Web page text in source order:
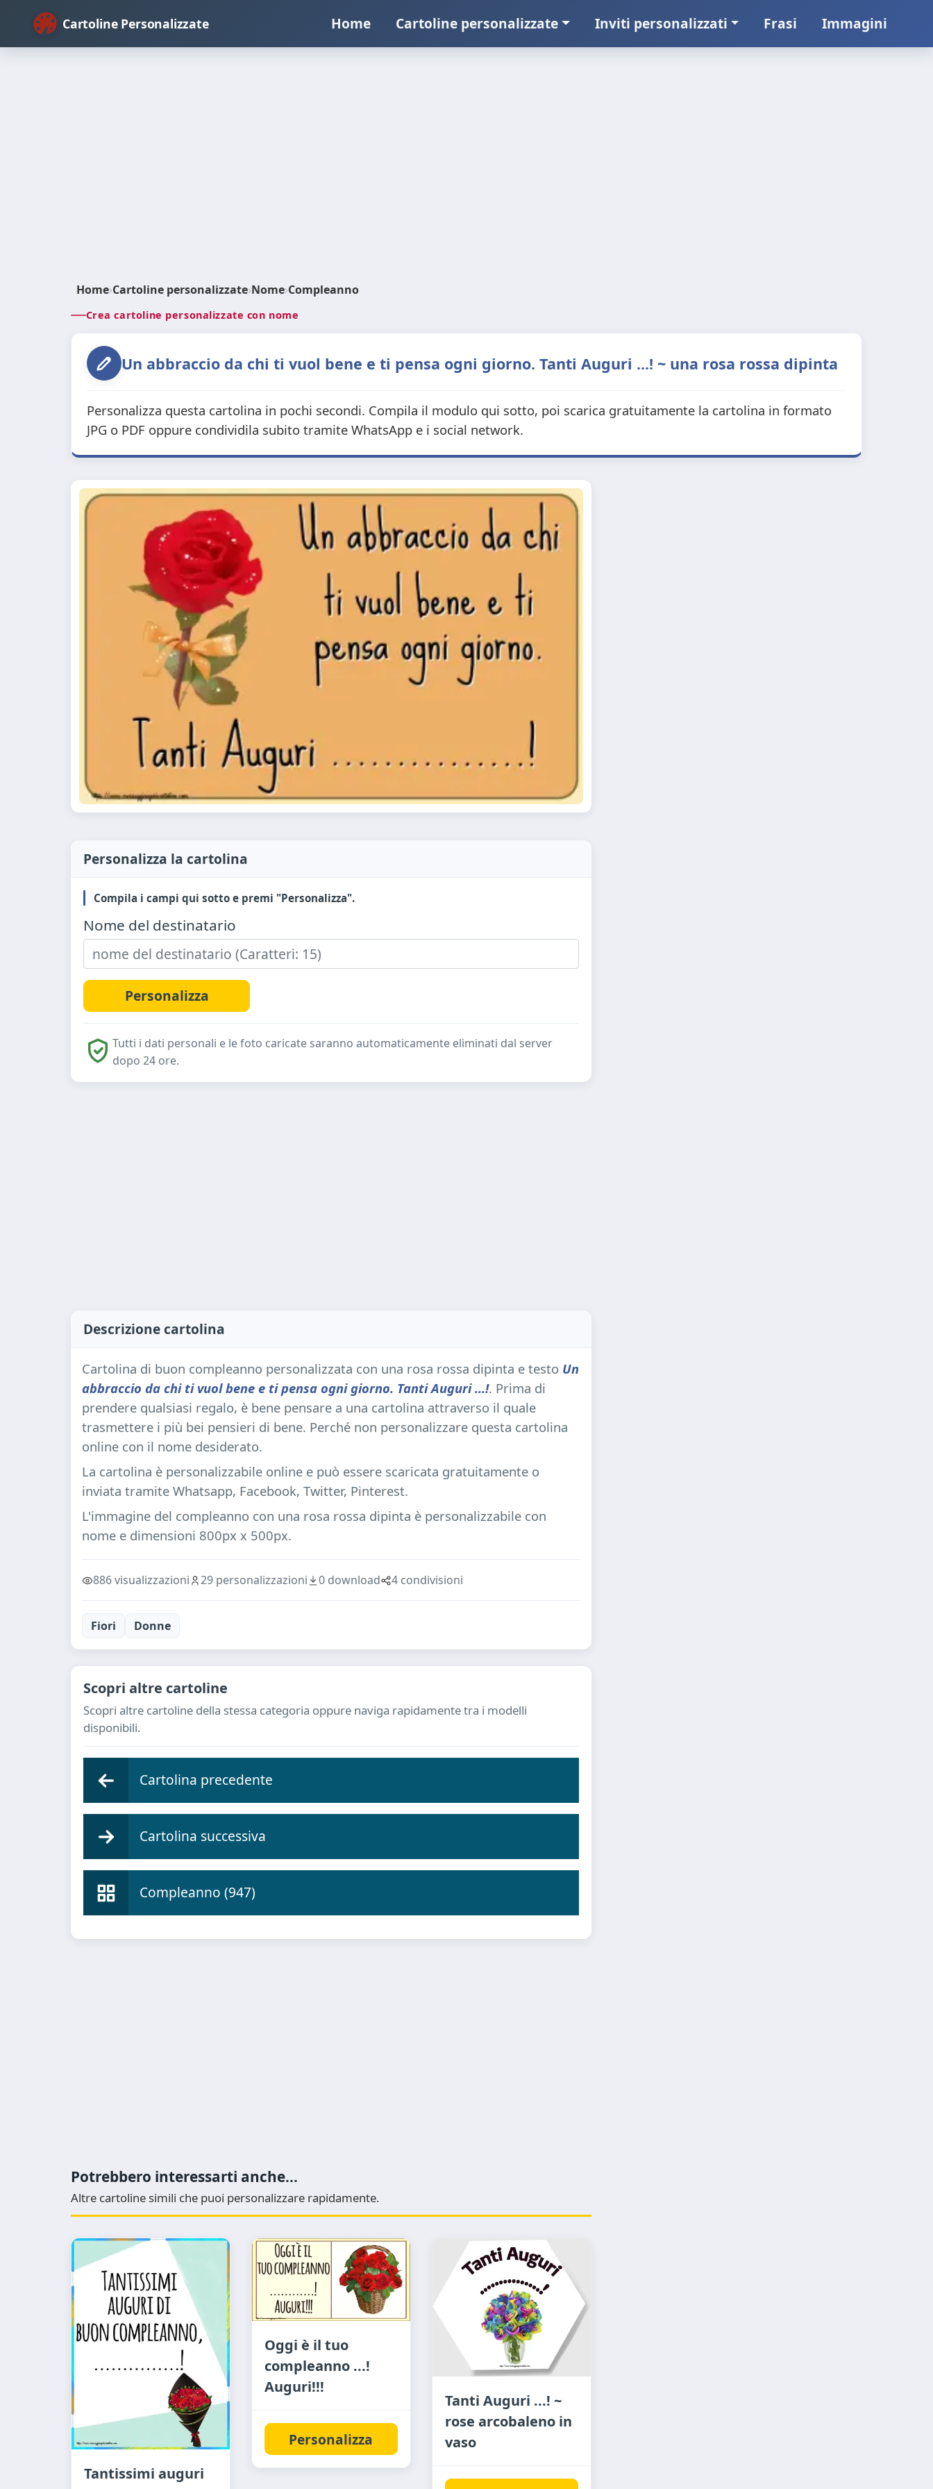
Cartoline Personalizzate Home Cartoline personalizzate Inviti personalizzati Frasi Immagini
Home›Cartoline personalizzate›Nome›Compleanno
Crea cartoline personalizzate con nome
Un abbraccio da chi ti vuol bene e ti pensa ogni giorno. Tanti Auguri ...! ~ una rosa rossa dipinta
Personalizza questa cartolina in pochi secondi. Compila il modulo qui sotto, poi scarica gratuitamente la cartolina in formato
JPG o PDF oppure condividila subito tramite WhatsApp e i social network.
Personalizza la cartolina
Compila i campi qui sotto e premi "Personalizza".
Nome del destinatario
Tutti i dati personali e le foto caricate saranno automaticamente eliminati dal server
dopo 24 ore.
Descrizione cartolina
Cartolina di buon compleanno personalizzata con una rosa rossa dipinta e testo Un
abbraccio da chi ti vuol bene e ti pensa ogni giorno. Tanti Auguri ...!. Prima di
prendere qualsiasi regalo, è bene pensare a una cartolina attraverso il quale
trasmettere i più bei pensieri di bene. Perché non personalizzare questa cartolina
online con il nome desiderato.
La cartolina è personalizzabile online e può essere scaricata gratuitamente o
inviata tramite Whatsapp, Facebook, Twitter, Pinterest.
L'immagine del compleanno con una rosa rossa dipinta è personalizzabile con
nome e dimensioni 800px x 500px.
886 visualizzazioni 29 personalizzazioni 0 download 4 condivisioni
Fiori Donne
Scopri altre cartoline
Scopri altre cartoline della stessa categoria oppure naviga rapidamente tra i modelli
disponibili.
Cartolina precedente
Cartolina successiva
Compleanno (947)
Potrebbero interessarti anche...
Altre cartoline simili che puoi personalizzare rapidamente.
Tantissimi auguri
Oggi è il tuo
compleanno ...!
Auguri!!!
Personalizza
Tanti Auguri ...! ~
rose arcobaleno in
vaso